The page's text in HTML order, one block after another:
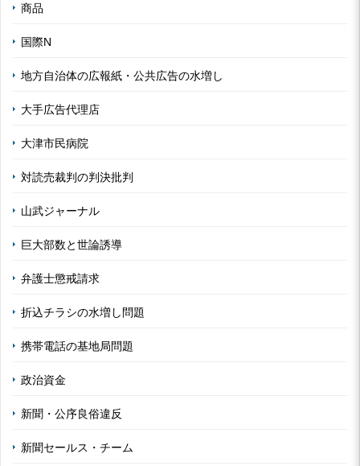
商品
国際N
地方自治体の広報紙・公共広告の水増し
大手広告代理店
大津市民病院
対読売裁判の判決批判
山武ジャーナル
巨大部数と世論誘導
弁護士懲戒請求
折込チラシの水増し問題
携帯電話の基地局問題
政治資金
新聞・公序良俗違反
新聞セールス・チーム